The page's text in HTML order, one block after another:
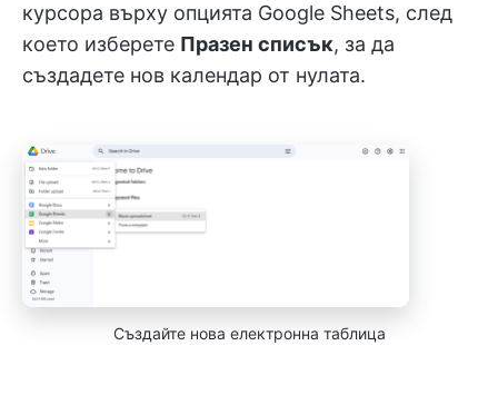
курсора върху опцията Google Sheets, след
което изберете Празен списък, за да
създадете нов календар от нулата.
Създайте нова електронна таблица